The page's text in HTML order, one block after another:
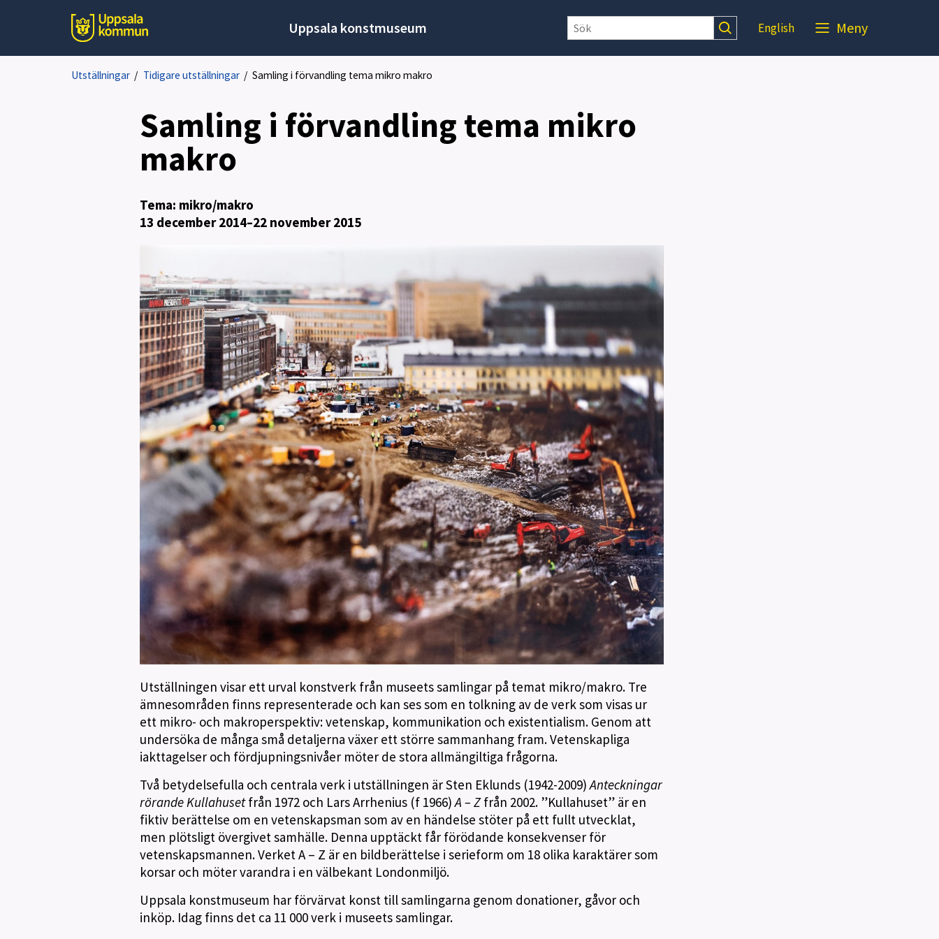
Uppsala konstmuseum English Meny
Utställningar / Tidigare utställningar/ Samling i förvandling tema mikro makro
Samling i förvandling tema mikro
makro
Tema: mikro/makro
13 december 2014–22 november 2015
Utställningen visar ett urval konstverk från museets samlingar på temat mikro/makro. Tre
ämnesområden finns representerade och kan ses som en tolkning av de verk som visas ur
ett mikro- och makroperspektiv: vetenskap, kommunikation och existentialism. Genom att
undersöka de många små detaljerna växer ett större sammanhang fram. Vetenskapliga
iakttagelser och fördjupningsnivåer möter de stora allmängiltiga frågorna.
Två betydelsefulla och centrala verk i utställningen är Sten Eklunds (1942-2009)Anteckningar
rörande Kullahusetfrån 1972 och Lars Arrhenius (f 1966)A – Zfrån 2002. ”Kullahuset” är en
fiktiv berättelse om en vetenskapsman som av en händelse stöter på ett fullt utvecklat,
men plötsligt övergivet samhälle. Denna upptäckt får förödande konsekvenser för
vetenskapsmannen. Verket A – Z är en bildberättelse i serieform om 18 olika karaktärer som
korsar och möter varandra i en välbekant Londonmiljö.
Uppsala konstmuseum har förvärvat konst till samlingarna genom donationer, gåvor och
inköp. Idag finns det ca 11 000 verk i museets samlingar.